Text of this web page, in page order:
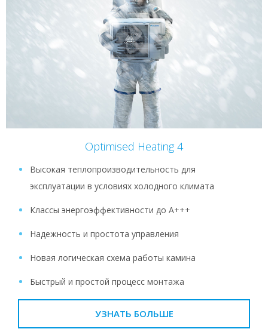
Optimised Heating 4
Высокая теплопроизводительность для
эксплуатации в условиях холодного климата
Классы энергоэффективности до A+++
Надежность и простота управления
Новая логическая схема работы камина
Быстрый и простой процесс монтажа
УЗНАТЬ БОЛЬШЕ